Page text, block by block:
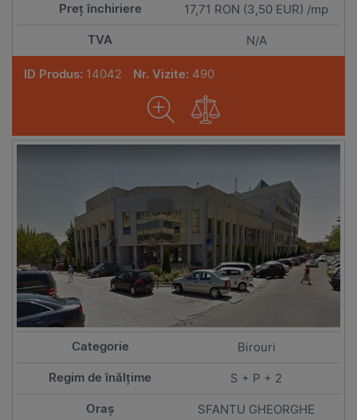
17,71 RON (3,50 EUR) /mp
N/A
ID Produs: 14042 Nr. Vizite: 490
Birouri
S + P + 2
SFANTU GHEORGHE